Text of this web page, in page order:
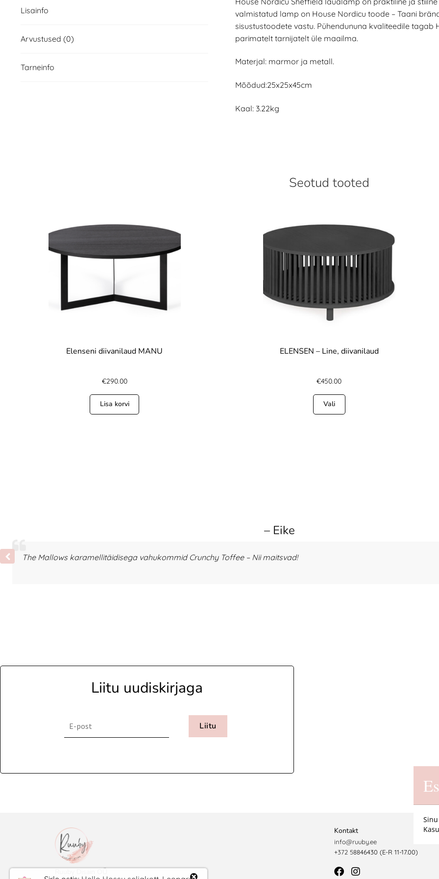
Lisainfo
Arvustused (0)
Tarneinfo
valmistatud lamp on House Nordicu toode – Taani
sisustustoodete vastu. Pühendununa kvaliteedile
parimatelt tarnijatelt üle maailma.
Materjal: marmor ja metall.
Mõõdud:25x25x45cm
Kaal: 3.22kg
Seotud tooted
Elenseni diivanilaud MANU
€290.00
Lisa korvi
ELENSEN – Line, diivanilaud
€450.00
Vali
– Eike
The Mallows karamellitäidisega vahukommid Crunchy Toffee – Nii maitsvad!
Liitu uudiskirjaga
Liitu
Kontakt
info@ruuby.ee
+372 58846430 (E-R 11-17.00)